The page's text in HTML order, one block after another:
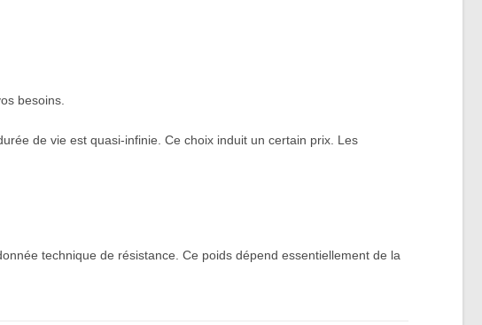
besoins.
de vie est quasi-infinie. Ce choix induit un certain prix. Les
technique de résistance. Ce poids dépend essentiellement de la